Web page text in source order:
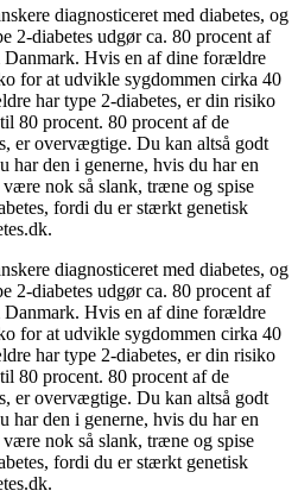
diagnosticeret med diabetes, og
2-diabetes udgør ca. 80 procent af
Danmark. Hvis en af dine forældre
for at udvikle sygdommen cirka 40
har type 2-diabetes, er din risiko
80 procent. 80 procent af de
er overvægtige. Du kan altså godt
har den i generne, hvis du har en
nok så slank, træne og spise
fordi du er stærkt genetisk
diagnosticeret med diabetes, og
2-diabetes udgør ca. 80 procent af
Danmark. Hvis en af dine forældre
for at udvikle sygdommen cirka 40
har type 2-diabetes, er din risiko
80 procent. 80 procent af de
er overvægtige. Du kan altså godt
har den i generne, hvis du har en
nok så slank, træne og spise
fordi du er stærkt genetisk